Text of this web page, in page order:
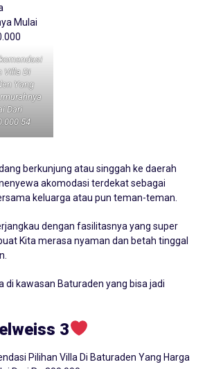
Villa Di
Yang
Dari
54
berkunjung atau singgah ke daerah
akomodasi terdekat sebagai
keluarga atau pun teman-teman.
dengan fasilitasnya yang super
Kita merasa nyaman dan betah tinggal
di kawasan Baturaden yang bisa jadi
3